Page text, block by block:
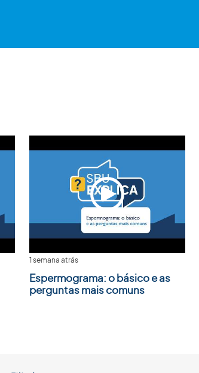
1 semana atrás
Espermograma: o básico e as
perguntas mais comuns